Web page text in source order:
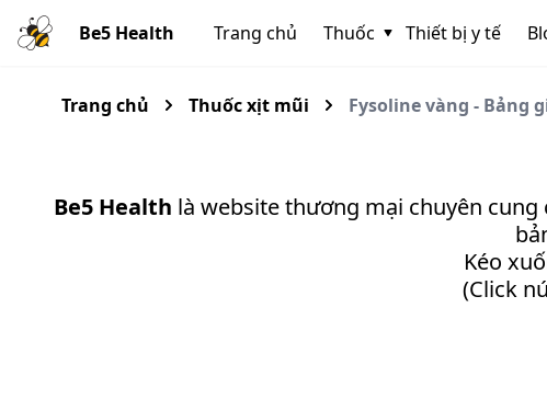
Be5 Health Trang chủ Thuốc Thiết bị y tế
Trang chủ Thuốc xịt mũi Fysoline vàng - Bảng
Be5 Health là website thương mại chuyên cung
Kéo
(Click